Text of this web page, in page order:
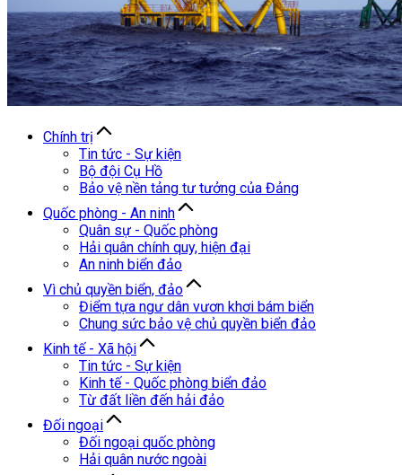
Chính trị
Tin tức - Sự kiện
Bộ đội Cụ Hồ
Bảo vệ nền tảng tư tưởng của Đảng
Quốc phòng - An ninh
Quân sự - Quốc phòng
Hải quân chính quy, hiện đại
An ninh biển đảo
Vì chủ quyền biển, đảo
Điểm tựa ngư dân vươn khơi bám biển
Chung sức bảo vệ chủ quyền biển đảo
Kinh tế - Xã hội
Tin tức - Sự kiện
Kinh tế - Quốc phòng biển đảo
Từ đất liền đến hải đảo
Đối ngoại
Đối ngoại quốc phòng
Hải quân nước ngoài